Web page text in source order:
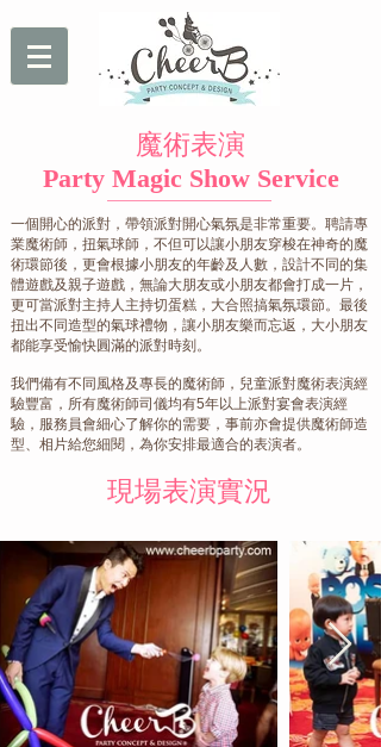
魔術表演
Party Magic Show Service
一個開心的派對，帶領派對開心氣氛是非常重要。聘請專
業魔術師，扭氣球師，不但可以讓小朋友穿梭在神奇的魔
術環節後，更會根據小朋友的年齡及人數，設計不同的集
體遊戲及親子遊戲，無論大朋友或小朋友都會打成一片，
更可當派對主持人主持切蛋糕，大合照搞氣氛環節。最後
扭出不同造型的氣球禮物，讓小朋友樂而忘返，大小朋友
都能享受愉快圓滿的派對時刻。
我們備有不同風格及專長的魔術師，兒童派對魔術表演經
驗豐富，所有魔術師司儀均有5年以上派對宴會表演經
驗，服務員會細心了解你的需要，事前亦會提供魔術師造
型、相片給您細閱，為你安排最適合的表演者。
現場表演實況